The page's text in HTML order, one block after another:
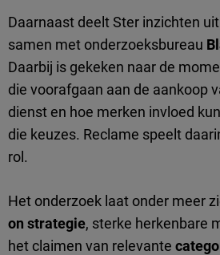
Daarnaast deelt Ster inzichten
samen met onderzoeksbureau
Daarbij is gekeken naar de
die voorafgaan aan de aankoop
dienst en hoe merken invloed
die keuzes. Reclame speelt
rol.
Het onderzoek laat onder meer
on strategie, sterke herkenbare
het claimen van relevante